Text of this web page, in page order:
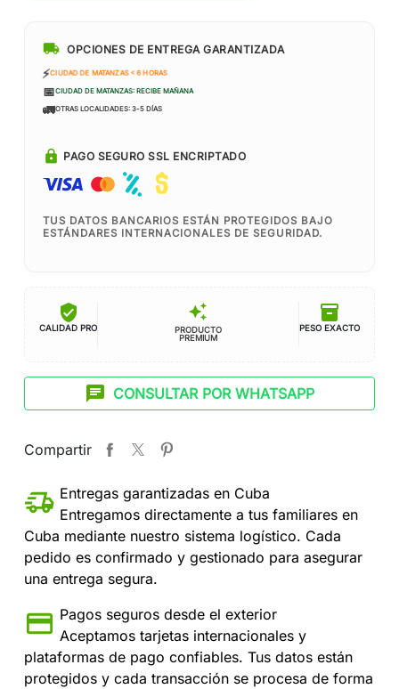
local_shipping OPCIONES DE ENTREGA GARANTIZADA
⚡CIUDAD DE MATANZAS < 6 HORAS
📅CIUDAD DE MATANZAS: RECIBE MAÑANA
🚛OTRAS LOCALIDADES: 3-5 DÍAS
lock PAGO SEGURO SSL ENCRIPTADO
TUS DATOS BANCARIOS ESTÁN PROTEGIDOS BAJO
ESTÁNDARES INTERNACIONALES DE SEGURIDAD.
verified_user
CALIDAD PRO
auto_awesome
PRODUCTO
PREMIUM
inventory_2
PESO EXACTO
chat CONSULTAR POR WHATSAPP
Compartir
Entregas garantizadas en Cuba
Entregamos directamente a tus familiares en
Cuba mediante nuestro sistema logístico. Cada
pedido es confirmado y gestionado para asegurar
una entrega segura.
Pagos seguros desde el exterior
Aceptamos tarjetas internacionales y
plataformas de pago confiables. Tus datos están
protegidos y cada transacción se procesa de forma